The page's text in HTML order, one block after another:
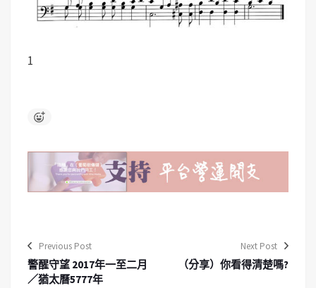
1
Previous Post
警醒守望 2017年一至二月
／猶太曆5777年
Next Post
（分享）你看得清楚嗎?